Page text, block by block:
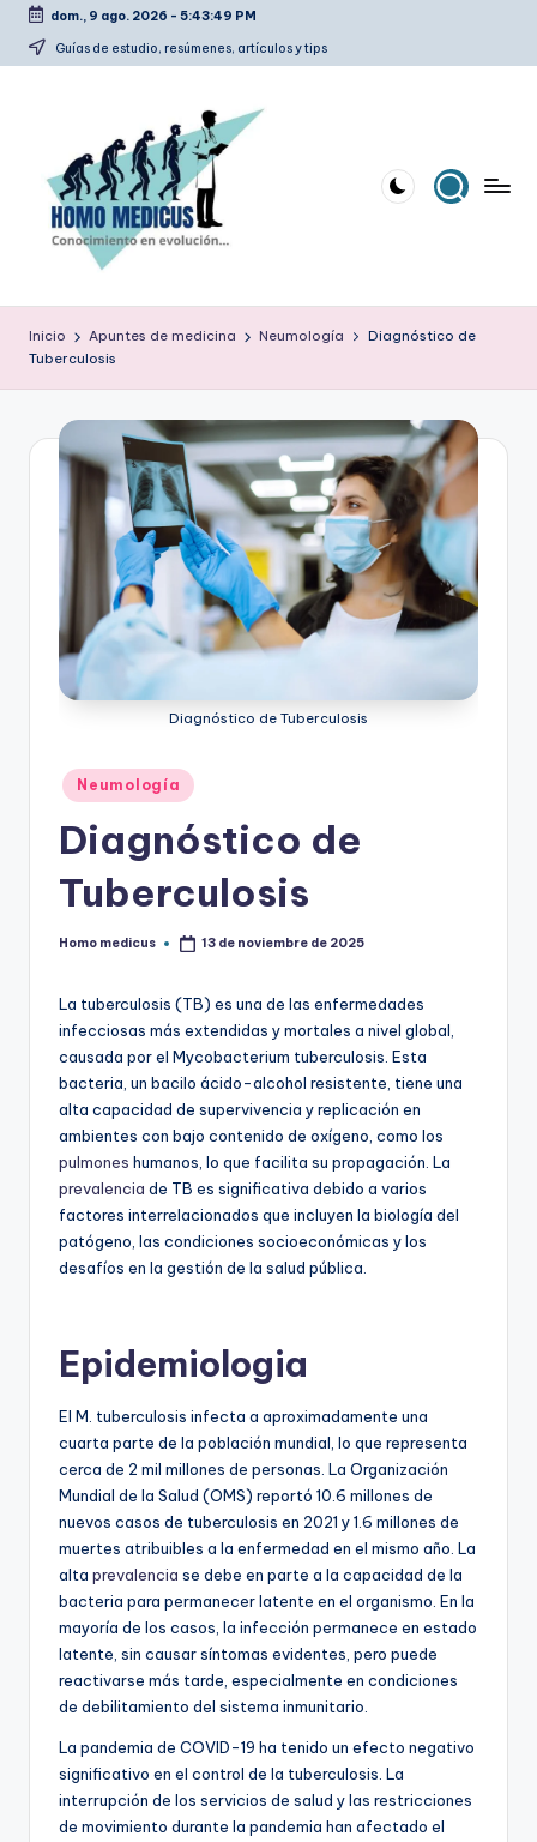
Saltar
dom., 9 ago. 2026 - 5:43:50 PM
Guías de estudio, resúmenes, artículos y tips
o
m
m
d
ic
estudio,
tips
Inicio Apuntes de medicina Neumología
Diagnóstico de
Tuberculosis
Diagnóstico de Tuberculosis
Publicado
en
Neumología
Diagnóstico de
Tuberculosis
Publicado
Homo medicus 13 de noviembre de 2025
La tuberculosis (TB) es una de las enfermedades
infecciosas más extendidas y mortales a nivel global,
causada por el Mycobacterium tuberculosis. Esta
bacteria, un bacilo ácido-alcohol resistente, tiene una
alta capacidad de supervivencia y replicación en
ambientes con bajo contenido de oxígeno, como los
pulmones humanos, lo que facilita su propagación. La
prevalencia de TB es significativa debido a varios
factores interrelacionados que incluyen la biología del
patógeno, las condiciones socioeconómicas y los
desafíos en la gestión de la salud pública.
Epidemiologia
El M. tuberculosis infecta a aproximadamente una
cuarta parte de la población mundial, lo que representa
cerca de 2 mil millones de personas. La Organización
Mundial de la Salud (OMS) reportó 10.6 millones de
nuevos casos de tuberculosis en 2021 y 1.6 millones de
muertes atribuibles a la enfermedad en el mismo año. La
alta prevalencia se debe en parte a la capacidad de la
bacteria para permanecer latente en el organismo. En la
mayoría de los casos, la infección permanece en estado
latente, sin causar síntomas evidentes, pero puede
reactivarse más tarde, especialmente en condiciones
de debilitamiento del sistema inmunitario.
La pandemia de COVID-19 ha tenido un efecto negativo
significativo en el control de la tuberculosis. La
interrupción de los servicios de salud y las restricciones
de movimiento durante la pandemia han afectado el